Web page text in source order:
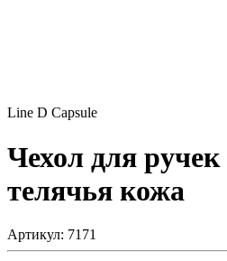
Line D Capsule
Чехол для ручек
телячья кожа
Артикул: 7171